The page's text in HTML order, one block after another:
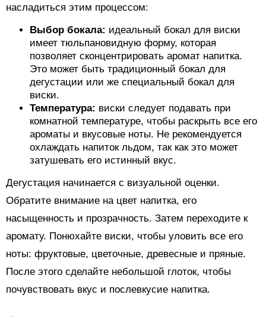
насладиться этим процессом:
Выбор бокала: идеальный бокал для виски
имеет тюльпановидную форму, которая
позволяет сконцентрировать аромат напитка.
Это может быть традиционный бокал для
дегустации или же специальный бокал для
виски.
Температура: виски следует подавать при
комнатной температуре, чтобы раскрыть все его
ароматы и вкусовые ноты. Не рекомендуется
охлаждать напиток льдом, так как это может
затушевать его истинный вкус.
Дегустация начинается с визуальной оценки.
Обратите внимание на цвет напитка, его
насыщенность и прозрачность. Затем переходите к
аромату. Понюхайте виски, чтобы уловить все его
ноты: фруктовые, цветочные, древесные и пряные.
После этого сделайте небольшой глоток, чтобы
почувствовать вкус и послевкусие напитка.